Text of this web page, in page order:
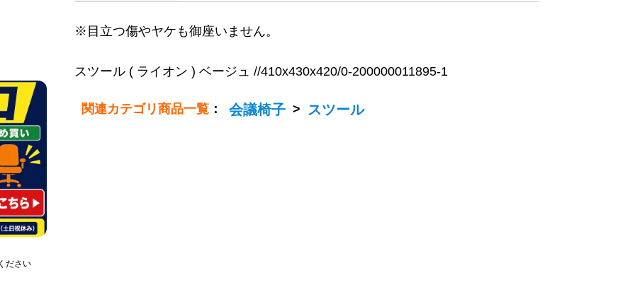
※目立つ傷やヤケも御座いません。
スツール ( ライオン ) ベージュ //410x430x420/0-200000011895-1
関連カテゴリ商品一覧 ： 会議椅子 > スツール
ださい